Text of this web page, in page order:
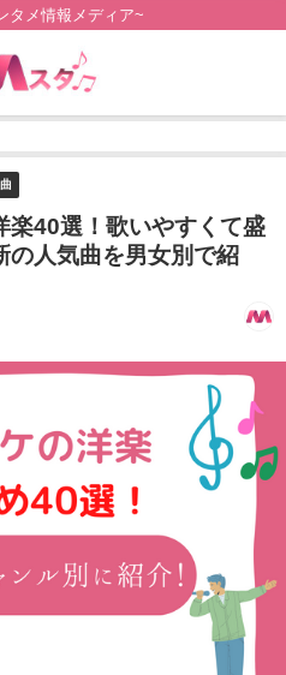
タメ情報メディア~
楽40選！歌いやすくて盛
の人気曲を男女別で紹